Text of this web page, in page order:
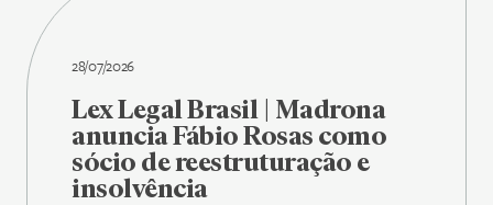
28/07/2026
Lex Legal Brasil | Madrona
anuncia Fábio Rosas como
sócio de reestruturação e
insolvência